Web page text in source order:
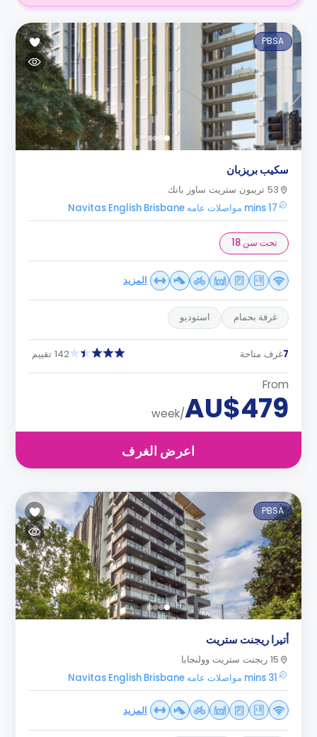
PBSA
سكيب بريزبان
53 تريبون ستريت ساوز بانك
17 mins مواصلات عامه Navitas English Brisbane
تحت سن 18
المزيد
غرفة بحمام استوديو
7غرف متاحة 142 تقييم
From
AU$479
/week
اعرض الغرف
PBSA
أتيرا ريجنت ستريت
15 ريجنت ستريت وولنجابا
31 mins مواصلات عامه Navitas English Brisbane
المزيد